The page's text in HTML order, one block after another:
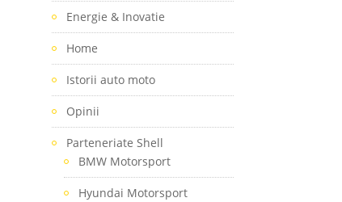
Energie & Inovatie
Home
Istorii auto moto
Opinii
Parteneriate Shell
BMW Motorsport
Hyundai Motorsport